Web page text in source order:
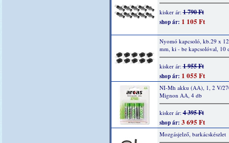
kisker ár:1 790 Ft
shop ár: 1 105 Ft
Nyomó kapcsoló, kb.29 x
mm, ki - be kapcsolóval, 10
kisker ár:1 955 Ft
shop ár: 1 055 Ft
NI-Mh akku (AA), 1, 2 V/
Mignon AA, 4 db
kisker ár:4 395 Ft
shop ár: 3 695 Ft
Mozgásjelző, barkácskészlet